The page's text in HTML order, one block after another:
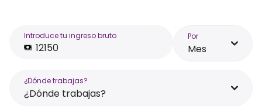
Introduce tu ingreso bruto Por
Mes
¿Dónde trabajas?
¿Dónde trabajas?